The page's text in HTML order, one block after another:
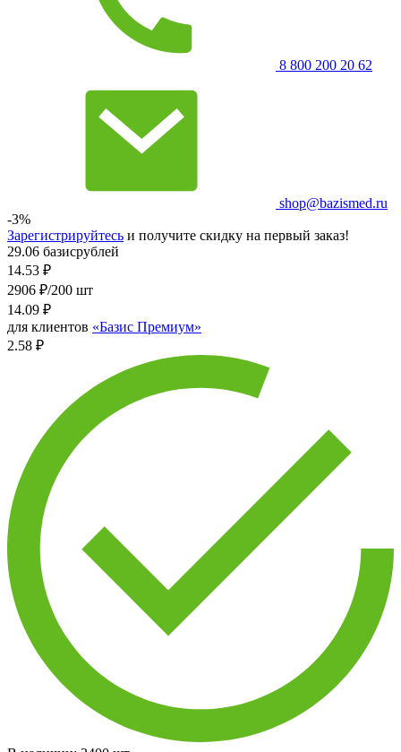
8 800 200 20 62
shop@bazismed.ru
-3%
Зарегистрируйтесь и получите скидку на первый заказ!
29.06 базисрублей
14.53 ₽
2906 ₽/200 шт
14.09 ₽
для клиентов «Базис Премиум»
2.58 ₽